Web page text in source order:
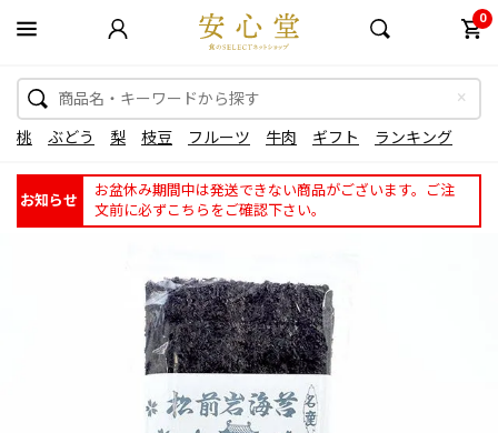
0
桃 ぶどう 梨 枝豆 フルーツ 牛肉 ギフト ランキング
お知らせ
お盆休み期間中は発送できない商品がございます。ご注
文前に必ずこちらをご確認下さい。